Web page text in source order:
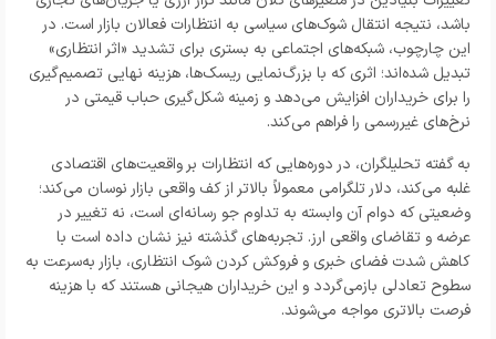
باشد، نتیجه انتقال شوک‌های سیاسی به انتظارات فعالان بازار است. در
این چارچوب، شبکه‌های اجتماعی به بستری برای تشدید «اثر انتظاری»
تبدیل شده‌اند؛ اثری که با بزرگ‌نمایی ریسک‌ها، هزینه نهایی تصمیم‌گیری
را برای خریداران افزایش می‌دهد و زمینه شکل‌گیری حباب قیمتی در
نرخ‌های غیررسمی را فراهم می‌کند.
به گفته تحلیلگران، در دوره‌هایی که انتظارات بر واقعیت‌های اقتصادی
غلبه می‌کند، دلار تلگرامی معمولاً بالاتر از کف واقعی بازار نوسان می‌کند؛
وضعیتی که دوام آن وابسته به تداوم جو رسانه‌ای است، نه تغییر در
عرضه و تقاضای واقعی ارز. تجربه‌های گذشته نیز نشان داده است با
کاهش شدت فضای خبری و فروکش کردن شوک انتظاری، بازار به‌سرعت به
سطوح تعادلی بازمی‌گردد و این خریداران هیجانی هستند که با هزینه
فرصت بالاتری مواجه می‌شوند.